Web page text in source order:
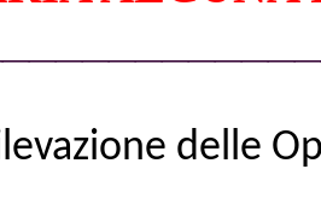
delle